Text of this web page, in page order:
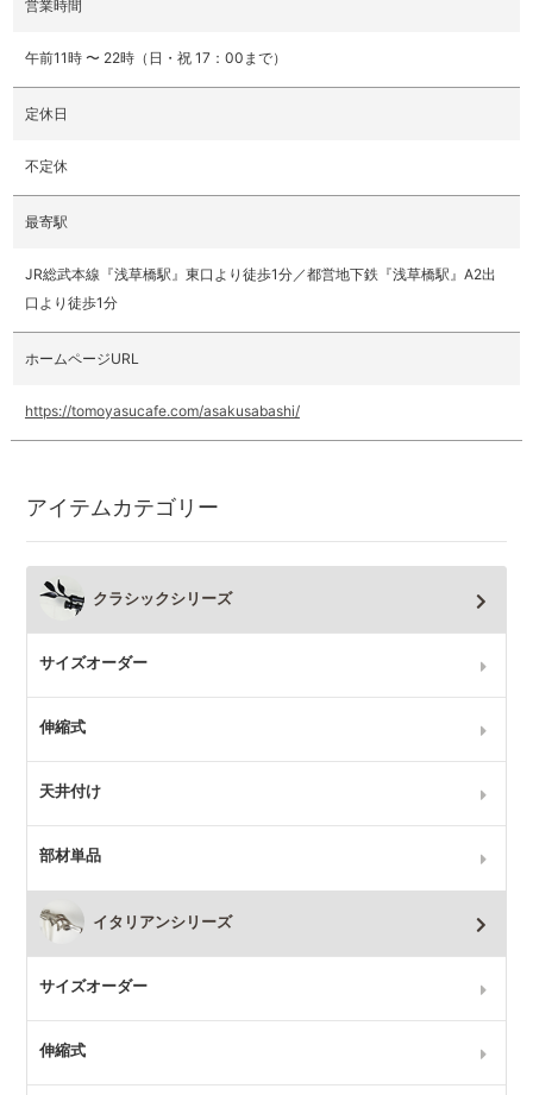
営業時間
午前11時 〜 22時（日・祝 17：00まで）
定休日
不定休
最寄駅
JR総武本線『浅草橋駅』東口より徒歩1分／都営地下鉄『浅草橋駅』A2出
口より徒歩1分
ホームページURL
https://tomoyasucafe.com/asakusabashi/
アイテムカテゴリー
クラシックシリーズ
サイズオーダー
伸縮式
天井付け
部材単品
イタリアンシリーズ
サイズオーダー
伸縮式